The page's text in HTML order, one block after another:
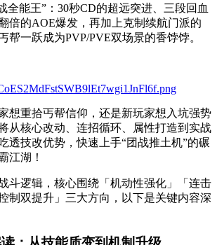
全能王”：30秒CD的超远突进、三段回血
倍的AOE爆发，再加上克制续航门派的
帮一跃成为PVP/PVE双场景的香饽饽。
想重拾丐帮信仰，还是新玩家想入坑强势
从核心改动、连招循环、属性打造到实战
透技改优势，快速上手“团战推土机”的碾
江湖！
斗逻辑，核心围绕「机动性强化」「连击
制双提升」三大方向，以下是关键内容深